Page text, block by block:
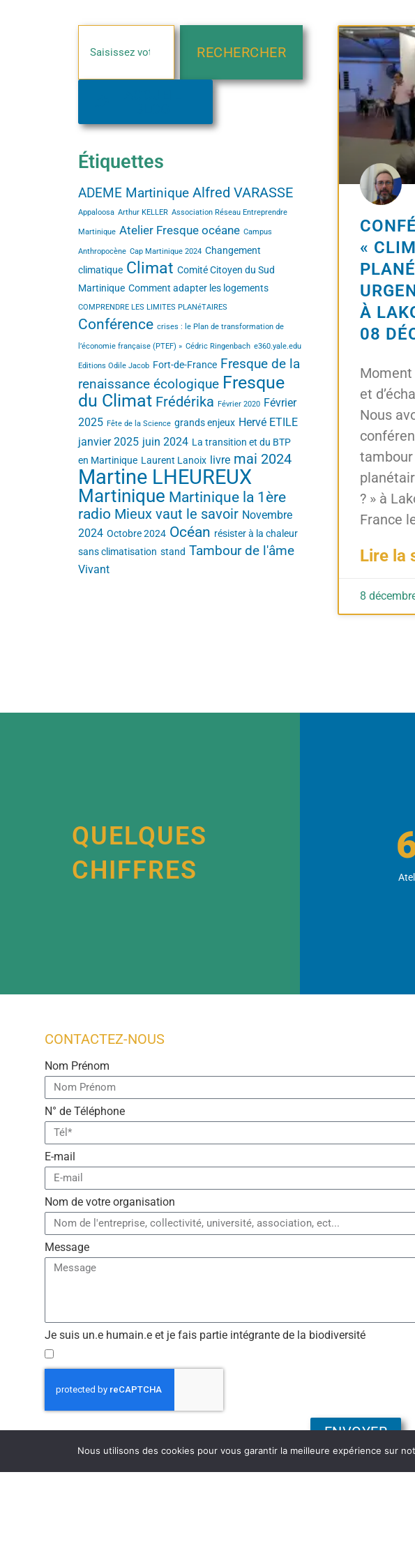
RECHERCHER
Étiquettes
ADEME Martinique Alfred VARASSE
Appaloosa Arthur KELLER Association Réseau Entreprendre
Martinique Atelier Fresque océane Campus
Anthropocène Cap Martinique 2024 Changement
climatique Climat Comité Citoyen du Sud
Martinique Comment adapter les logements
COMPRENDRE LES LIMITES PLANéTAIRES
Conférence crises : le Plan de transformation de
l’économie française (PTEF) » Cédric Ringenbach e360.yale.edu
Editions Odile Jacob Fort-de-France Fresque de la
renaissance écologique Fresque
du Climat Frédérika Février 2020 Février
2025 Fête de la Science grands enjeux Hervé ETILE
janvier 2025 juin 2024 La transition et du BTP
en Martinique Laurent Lanoix livre mai 2024
Martine LHEUREUX
Martinique Martinique la 1ère
radio Mieux vaut le savoir Novembre
2024 Octobre 2024 Océan résister à la chaleur
sans climatisation stand Tambour de l'âme
Vivant
«
À
08
et
Nous
? » à
France
Lire la
8
QUELQUES
CHIFFRES
CONTACTEZ-NOUS
Nom Prénom
N° de Téléphone
E-mail
Nom de votre organisation
Message
Je suis un.e humain.e et je fais partie intégrante de la biodiversité
ENVOYER
Nous utilisons des cookies pour vous garantir la meilleure expérience sur